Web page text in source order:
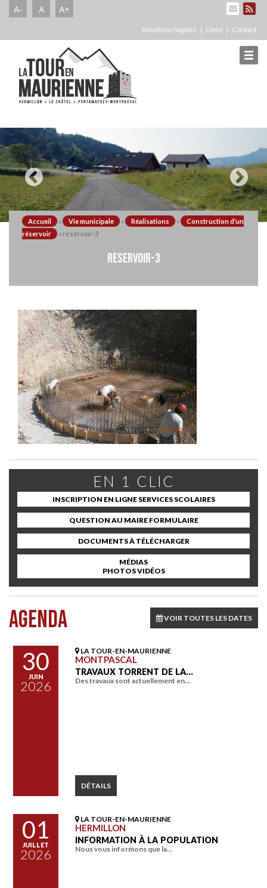
A- A A+
Mentions légales Liens Contact
Accueil » Vie municipale » Réalisations »
Construction d’un
réservoir
» reservoir-3
RESERVOIR-3
EN 1 CLIC
INSCRIPTION EN LIGNE SERVICES SCOLAIRES
QUESTION AU MAIRE FORMULAIRE
DOCUMENTS À TÉLÉCHARGER
MÉDIAS
PHOTOS VIDÉOS
AGENDA VOIR TOUTES LES DATES
30
JUIN
2026
LA TOUR-EN-MAURIENNE
MONTPASCAL
TRAVAUX TORRENT DE LA…
Des travaux sont actuellement en…
DÉTAILS
01
JUILLET
2026
LA TOUR-EN-MAURIENNE
HERMILLON
INFORMATION À LA POPULATION
Nous vous informons que la…